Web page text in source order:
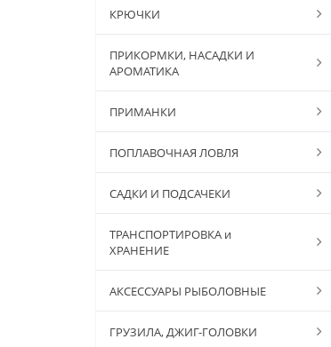
КРЮЧКИ
ПРИКОРМКИ, НАСАДКИ И
АРОМАТИКА
ПРИМАНКИ
ПОПЛАВОЧНАЯ ЛОВЛЯ
САДКИ И ПОДСАЧЕКИ
ТРАНСПОРТИРОВКА и
ХРАНЕНИЕ
АКСЕССУАРЫ РЫБОЛОВНЫЕ
ГРУЗИЛА, ДЖИГ-ГОЛОВКИ